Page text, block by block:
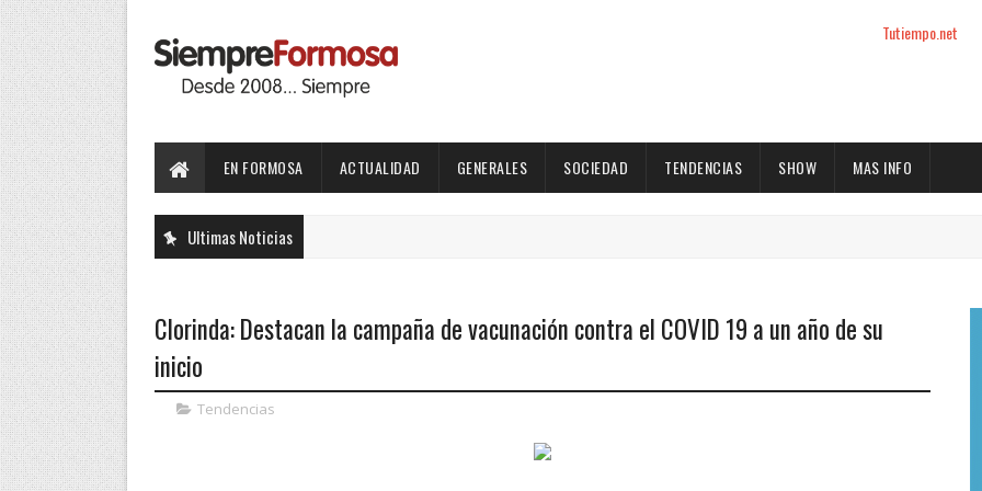
Tutiempo.net
EN FORMOSA ACTUALIDAD GENERALES SOCIEDAD TENDENCIAS SHOW MAS INFO
Ultimas Noticias
Clorinda: Destacan la campaña de vacunación contra el COVID 19 a un año de su
inicio
Tendencias